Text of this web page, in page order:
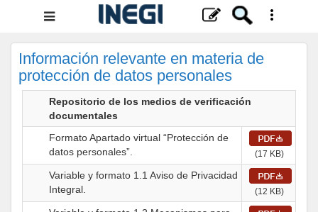
Menú
navegación
Información relevante en materia de
protección de datos personales
Repositorio de los medios de verificación
documentales
Formato Apartado virtual “Protección de
datos personales”.
(17 KB)
Variable y formato 1.1 Aviso de Privacidad
Integral.
(12 KB)